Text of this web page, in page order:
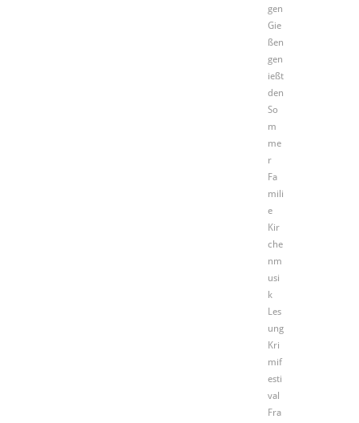
gen
Gie
ßen
gen
ießt
den
So
m
me
r
Fa
mili
e
Kir
che
nm
usi
k
Les
ung
Kri
mif
esti
val
Fra